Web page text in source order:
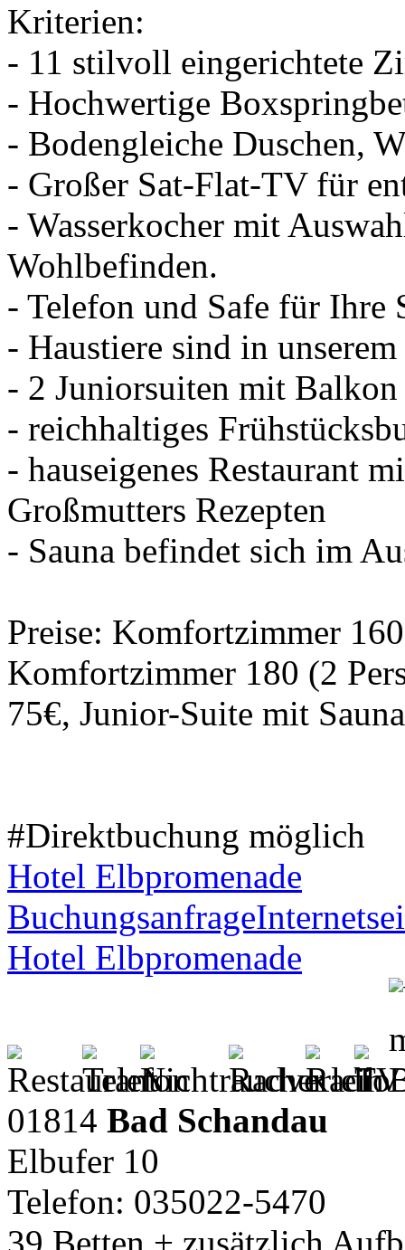
Kriterien:
- 11 stilvoll eingerichtete
- Hochwertige
- Bodengleiche Duschen,
- Großer Sat-Flat-TV für
- Wasserkocher mit
Wohlbefinden.
- Telefon und Safe für
- Haustiere sind in unserem
- 2 Juniorsuiten mit
- reichhaltiges
- hauseigenes Restaurant
Großmutters Rezepten
- Sauna befindet sich im
Preise: Komfortzimmer
Komfortzimmer 180 (2
75€, Junior-Suite mit
#Direktbuchung möglich
Hotel Elbpromenade
Buchungsanfrage
Hotel Elbpromenade
01814 Bad Schandau
Elbufer 10
Telefon: 035022-5470
39 Betten + zusätzlich